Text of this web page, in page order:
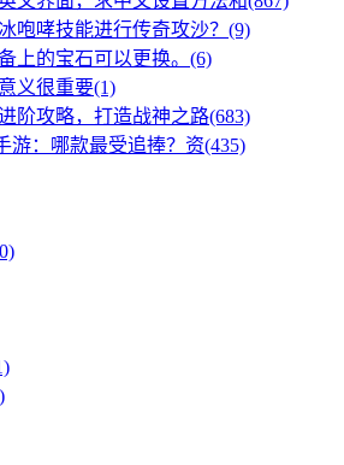
咆哮技能进行传奇攻沙？(9)
上的宝石可以更换。(6)
义很重要(1)
阶攻略，打造战神之路(683)
游：哪款最受追捧？资(435)